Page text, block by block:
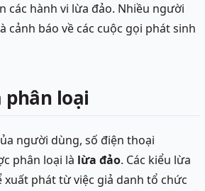
các hành vi lừa đảo. Nhiều người
cảnh báo về các cuộc gọi phát sinh
phân loại
người dùng, số điện thoại
phân loại là lừa đảo. Các kiểu lừa
xuất phát từ việc giả danh tổ chức